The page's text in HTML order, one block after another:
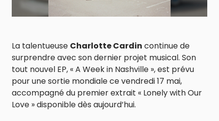
La talentueuse Charlotte Cardin continue de
surprendre avec son dernier projet musical. Son
tout nouvel EP, « A Week in Nashville », est prévu
pour une sortie mondiale ce vendredi 17 mai,
accompagné du premier extrait « Lonely with Our
Love » disponible dès aujourd’hui.